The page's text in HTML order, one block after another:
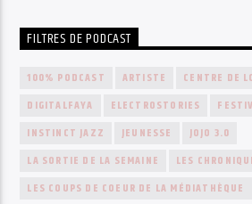
FILTRES DE PODCAST
100% PODCAST ARTISTE CENTRE DE
DIGITALFAYA
ELECTROSTORIES
INSTINCT JAZZ
JEUNESSE
JOJO 3.0
LA SORTIE DE LA SEMAINE
LES
LES COUPS DE COEUR DE LA MÉDIATHÈQUE